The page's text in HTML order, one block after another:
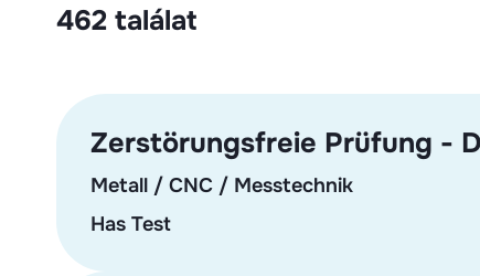
462 találat
Zerstörungsfreie Prüfung -
Metall / CNC / Messtechnik
Has Test